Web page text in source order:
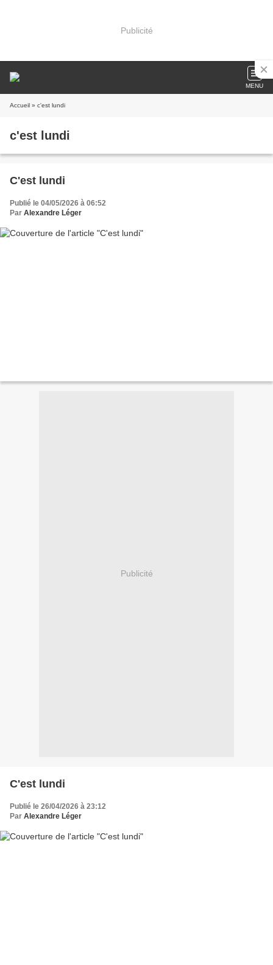
Publicité
MENU
Accueil » c'est lundi
c'est lundi
C'est lundi
Publié le 04/05/2026 à 06:52
Par Alexandre Léger
Publicité
C'est lundi
Publié le 26/04/2026 à 23:12
Par Alexandre Léger